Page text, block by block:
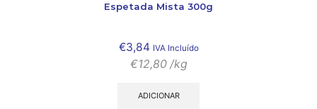
Espetada Mista 300g
€3,84 IVA Incluído
€12,80 /kg
ADICIONAR